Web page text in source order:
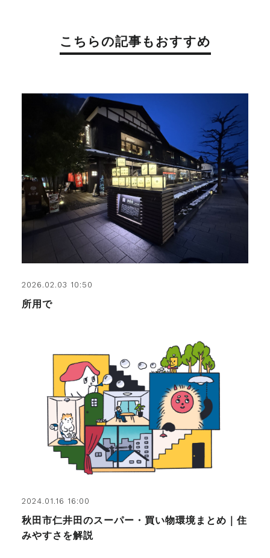
こちらの記事もおすすめ
2026.02.03 10:50
所用で
2024.01.16 16:00
秋田市仁井田のスーパー・買い物環境まとめ｜住
みやすさを解説